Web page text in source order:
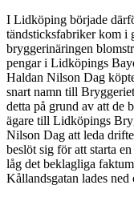
I Lidköping började
tändsticksfabriker kom i
bryggerinäringen
pengar i Lidköpings
Haldan Nilson Dag
snart namn till
detta på grund av att de
ägare till Lidköpings
Nilson Dag att leda
beslöt sig för att starta
låg det beklagliga
Kållandsgatan lades ned